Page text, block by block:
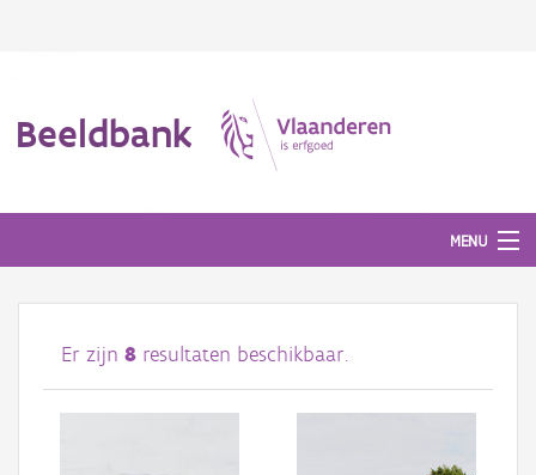
Beeldbank
MENU
Afbeeldingen
#BeeldIndeKijker
Er zijn 8 resultaten beschikbaar.